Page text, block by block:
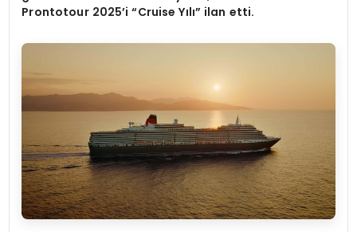
Prontotour 2025’i“Cruise Yılı” ilan etti.